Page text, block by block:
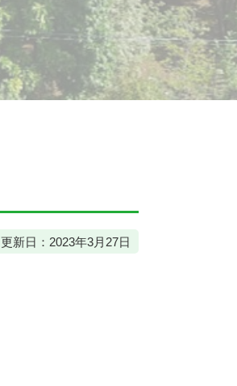
更新日：2023年3月27日